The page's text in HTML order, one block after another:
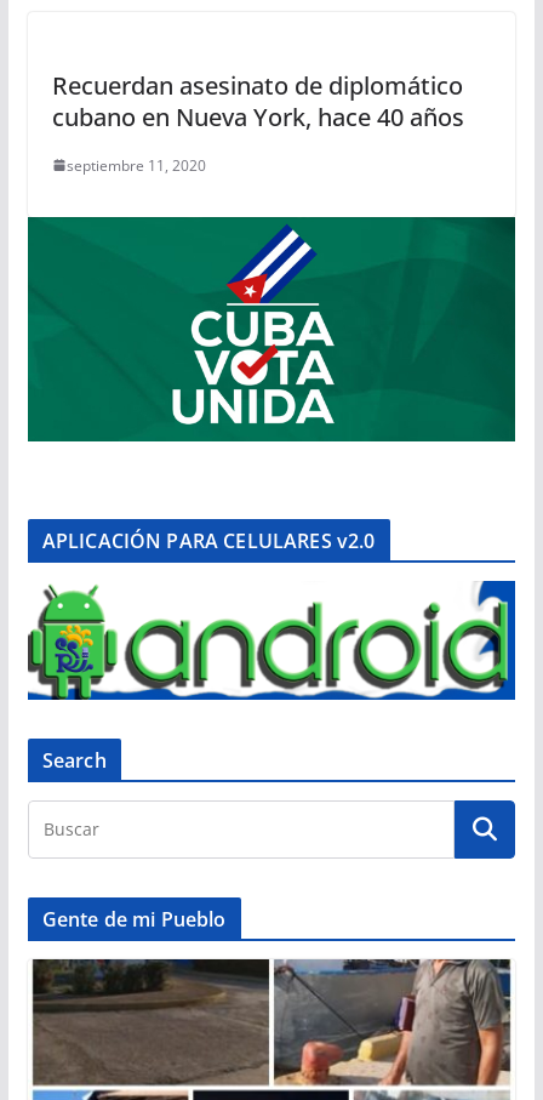
Recuerdan asesinato de diplomático
cubano en Nueva York, hace 40 años
septiembre 11, 2020
APLICACIÓN PARA CELULARES v2.0
Search
Gente de mi Pueblo